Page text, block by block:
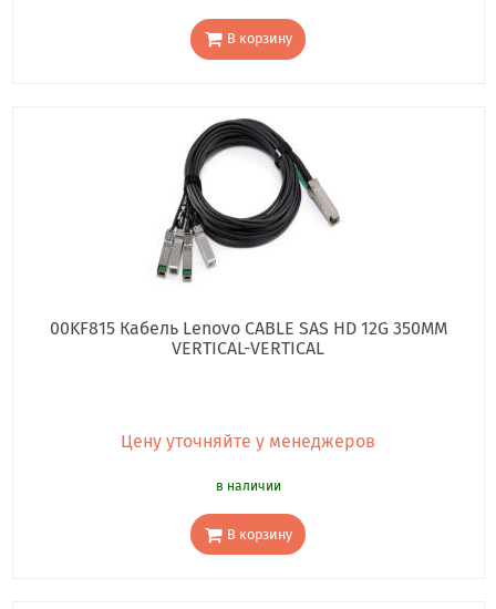
В корзину
00KF815 Кабель Lenovo CABLE SAS HD 12G 350MM
VERTICAL-VERTICAL
Цену уточняйте у менеджеров
в наличии
В корзину